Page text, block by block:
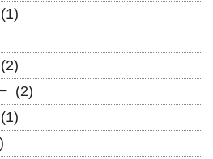
(1)
(2)
(2)
(1)